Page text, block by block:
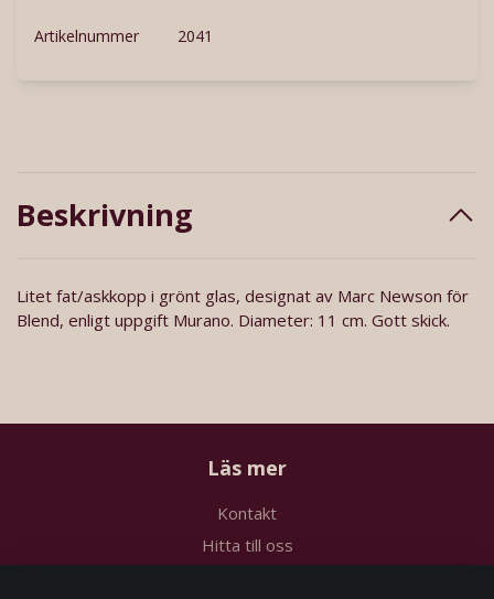
Artikelnummer 2041
Beskrivning
Litet fat/askkopp i grönt glas, designat av Marc Newson för
Blend, enligt uppgift Murano. Diameter: 11 cm. Gott skick.
Läs mer
Kontakt
Hitta till oss